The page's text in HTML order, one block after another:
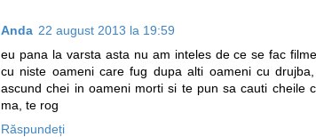
Anda 22 august 2013 la 19:59
eu pana la varsta asta nu am inteles de ce se fac
cu niste oameni care fug dupa alti oameni cu
ascund chei in oameni morti si te pun sa cauti cheile
ma, te rog
Răspundeți